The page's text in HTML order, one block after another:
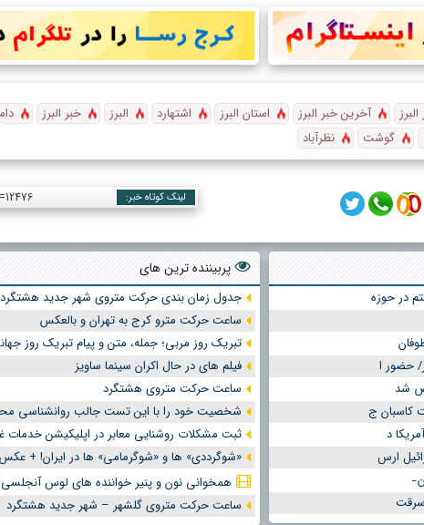
آخرین خبر البرز استان البرز اشتهارد البرز خبر البرز
گوشت نظرآباد
لینک کوتاه خبر:
در حوزه
حضور ا
شد
کاسبان ج
د
پربیننده ترین های
جدول زمان بندی حرکت متروی شهر جدید هشتگرد
ساعت حرکت مترو کرج به تهران و بالعکس
تبریک روز مربی؛ جمله، متن و پیام تبریک روز
فیلم های در حال اکران سینما ساویز
ساعت حرکت متروی هشتگرد
شخصیت خود را با این تست جالب روانشناسی
ثبت مشکلات روشنایی معابر در اپلیکیشن
«شوگرددی» ها و «شوگرمامی» ها در ایران! + عکس
همخوانی نون و پنیر خواننده های لوس آنجلسی
ساعت حرکت متروی گلشهر – شهر جدید هشتگرد